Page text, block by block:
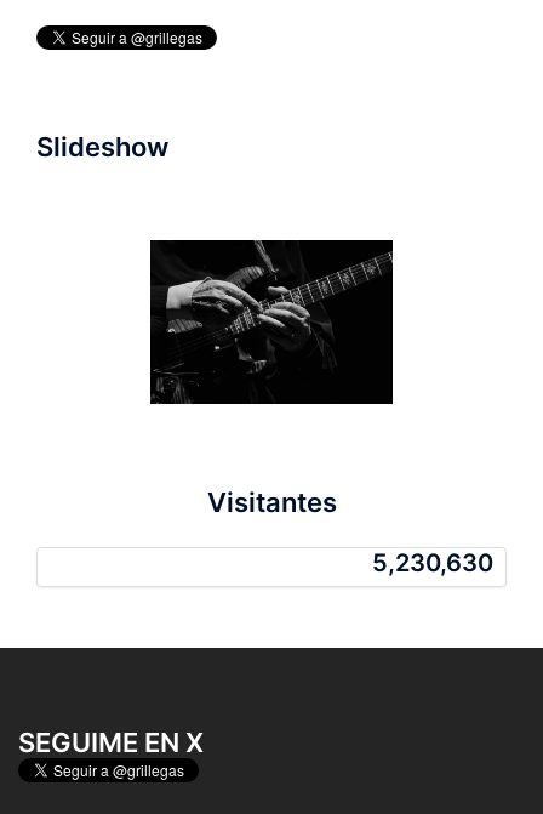
Slideshow
Visitantes
5,230,630
5,230,630
SEGUIME EN X